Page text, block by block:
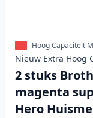
Hoog Capaciteit
Nieuw Extra Hoog
2 stuks
magenta
Hero